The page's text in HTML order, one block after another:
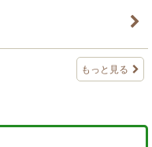
もっと見る